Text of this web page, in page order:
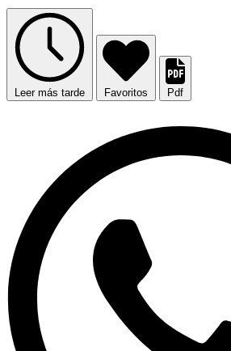
Leer más tarde Favoritos Pdf